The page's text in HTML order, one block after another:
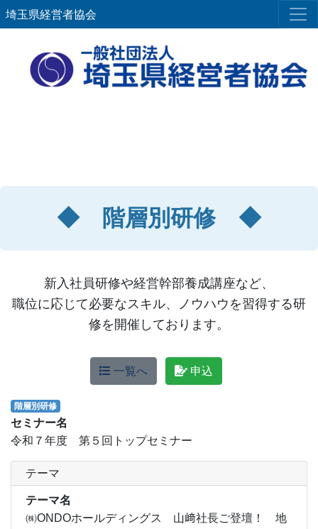
埼玉県経営者協会
◆ 階層別研修 ◆
新入社員研修や経営幹部養成講座など、
職位に応じて必要なスキル、ノウハウを習得する研
修を開催しております。
一覧へ 申込
階層別研修
セミナー名
令和７年度 第５回トップセミナー
テーマ
テーマ名
㈱ONDOホールディングス 山﨑社長ご登壇！ 地